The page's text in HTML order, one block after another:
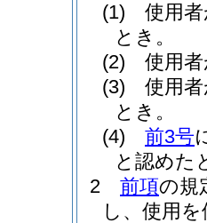
(1)
使用
とき。
(2)
使用
(3)
使用
とき。
(4)
前3号
と認めた
2
前項の規
し、使用